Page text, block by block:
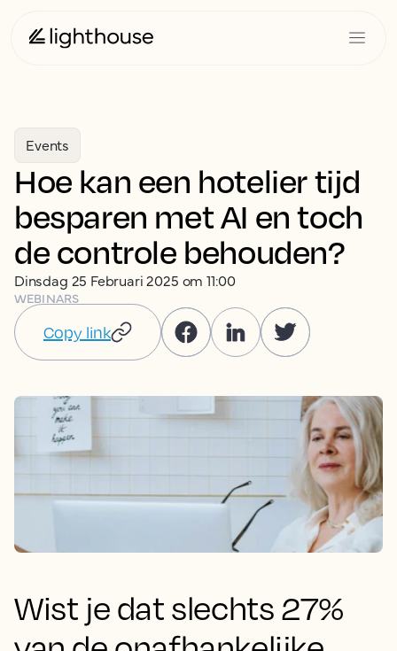
Events
Hoe kan een hotelier tijd
besparen met AI en toch
de controle behouden?
Dinsdag 25 Februari 2025 om 11:00
WEBINARS
Copy link
Wist je dat slechts 27%